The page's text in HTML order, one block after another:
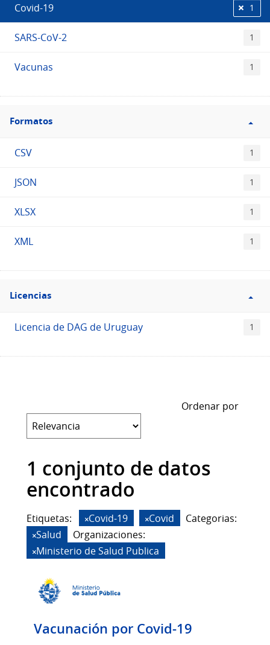
Covid-19 1
SARS-CoV-2 1
Vacunas 1
Filtro
Formatos
Formatos
CSV 1
JSON 1
XLSX 1
XML 1
Filtro
Licencias
Licencias
Licencia de DAG de Uruguay 1
Ordenar por
1 conjunto de datos
encontrado
Etiquetas: Covid-19 Covid
Categorias:
Salud
Organizaciones:
Ministerio de Salud Publica
Vacunación por Covid-19